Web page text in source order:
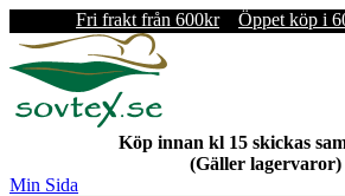
Fri frakt från 600kr Öppet köp i
Köp innan kl 15 skickas
(Gäller lagervaror)
Min Sida